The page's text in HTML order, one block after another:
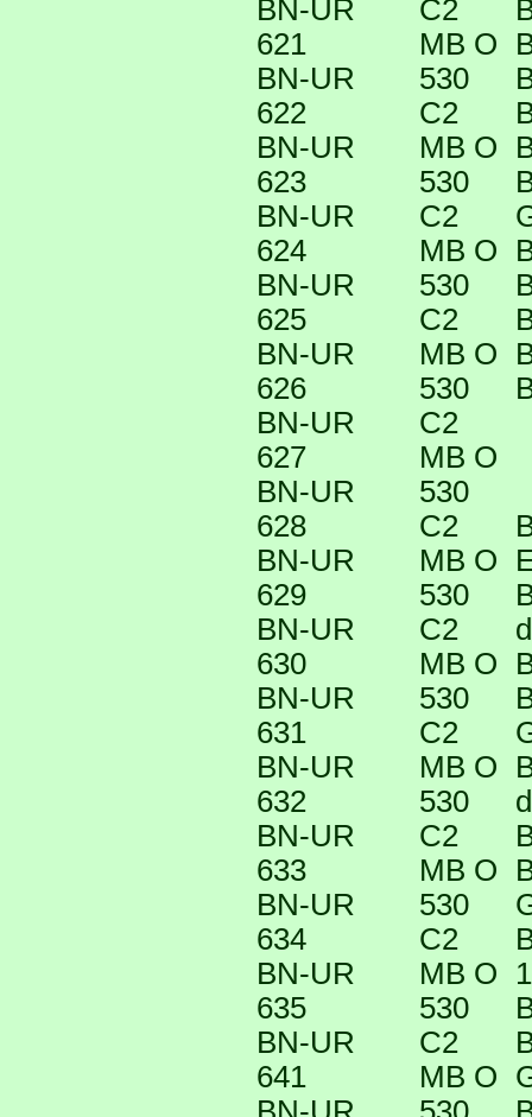
BN-UR
621
BN-UR
622
BN-UR
623
BN-UR
624
BN-UR
625
BN-UR
626
BN-UR
627
BN-UR
628
BN-UR
629
BN-UR
630
BN-UR
631
BN-UR
632
BN-UR
633
BN-UR
634
BN-UR
635
BN-UR
641
C2
MB O
530
C2
MB O
530
C2
MB O
530
C2
MB O
530
C2
MB O
530
C2
MB O
530
C2
MB O
530
C2
MB O
530
C2
MB O
530
C2
MB O
530
C2
MB O